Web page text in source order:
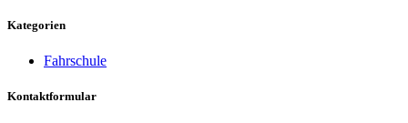
Kategorien
Fahrschule
Kontaktformular